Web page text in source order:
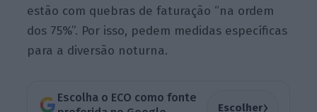
estão com quebras de faturação “na ordem
dos 75%”. Por isso, pedem medidas específicas
para a diversão noturna.
Escolha o ECO como fonte
Escolher›